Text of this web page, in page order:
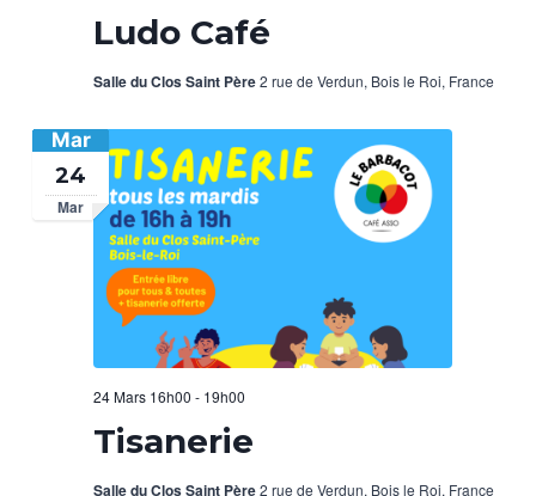
Ludo Café
Salle du Clos Saint Père2 rue de Verdun, Bois le Roi, France
Mar
24
Mar
Tisanerie
24 Mars 16h00 - 19h00
Salle du Clos Saint Père2 rue de Verdun, Bois le Roi, France